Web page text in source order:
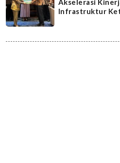
Akselerasi
Infrastruktur